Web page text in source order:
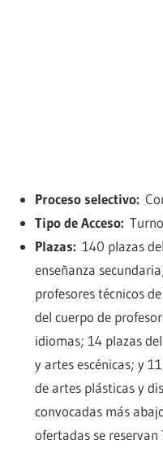
Proceso selectivo:
Tipo de Acceso:
Plazas: 140 plazas
enseñanza
profesores técnicos
del cuerpo de
idiomas; 14 plazas
y artes escénicas; y
de artes plásticas y
convocadas más
ofertadas se